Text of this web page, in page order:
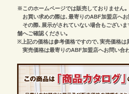
※このホームページでは販売しておりません｡
お買い求めの際は､最寄りのABF加盟店へお
その際､展示がされていない場合もございま
舗へご確認ください｡
※上記の価格は参考価格ですので､実売価格は
実売価格は最寄りのABF加盟店へお問い合